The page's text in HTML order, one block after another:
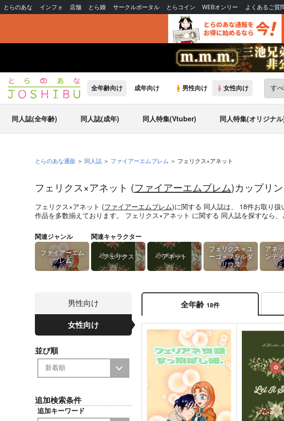
とらのあな インフォ 店舗 とら婚 サークルポータル とらコイン WEBオンリー よくあるご質
全年齢向け 成年向け 男性向け 女性向け
同人誌(全年齢) 同人誌(成年) 同人特集(Vtuber) 同人特集(オリジナ
とらのあな通販 同人誌 ファイアーエムブレム フェリクス×アネット
フェリクス×アネット (ファイアーエムブレム)カップリ
フェリクス×アネット (ファイアーエムブレム)に関する 同人誌は、 18件お取り扱
作品を多数揃えております。 フェリクス×アネット に関する 同人誌を探すなら、
関連ジャンル
ファイアーエム
ブレム
関連キャラクター
フェリクス アネット
フェリクス＝ユ
ーゴ＝フラルダ
リウス
アネ
ンテ
男性向け
女性向け
並び順
追加検索条件
追加キーワード
全年齢 18件